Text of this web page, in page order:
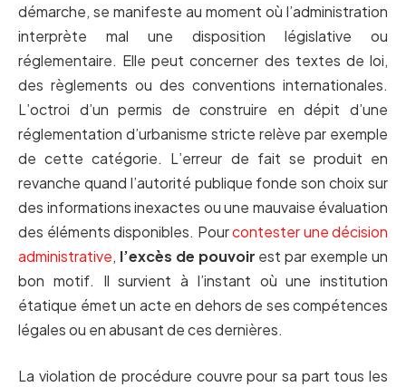
démarche, se manifeste au moment où l’administration
interprète mal une disposition législative ou
réglementaire. Elle peut concerner des textes de loi,
des règlements ou des conventions internationales.
L’octroi d’un permis de construire en dépit d’une
réglementation d’urbanisme stricte relève par exemple
de cette catégorie. L’erreur de fait se produit en
revanche quand l’autorité publique fonde son choix sur
des informations inexactes ou une mauvaise évaluation
des éléments disponibles. Pourcontester une décision
administrative, l’excès de pouvoir est par exemple un
bon motif. Il survient à l’instant où une institution
étatique émet un acte en dehors de ses compétences
légales ou en abusant de ces dernières.
La violation de procédure couvre pour sa part tous les